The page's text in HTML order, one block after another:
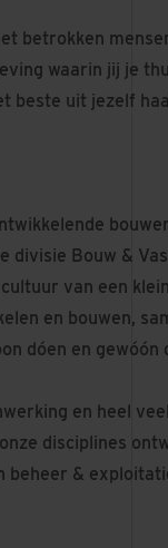
betrokken
waarin jij je
beste uit jezelf
divisie Bouw &
van een
en bouwen,
dóen en
en heel
disciplines
beheer &